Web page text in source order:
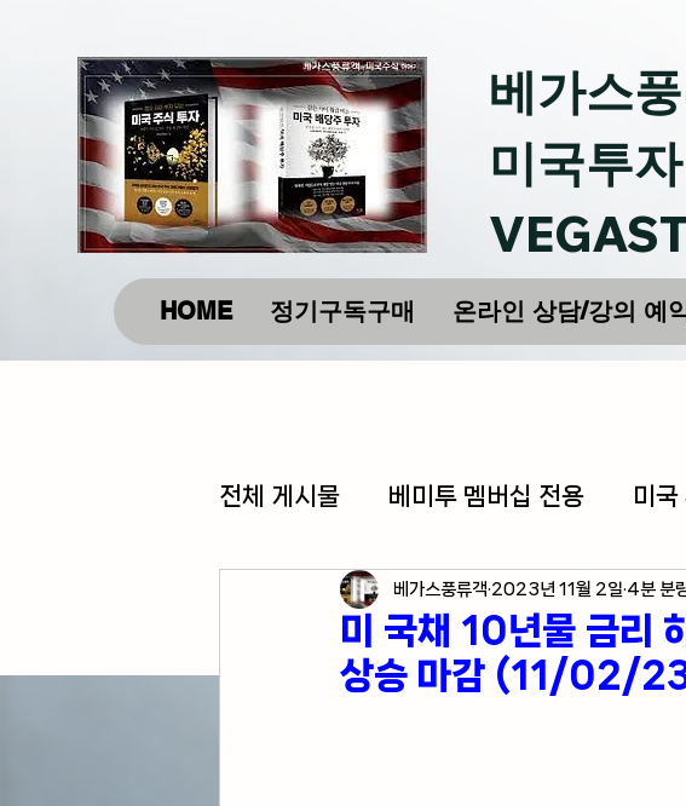
베가스
미국투
HOME 정기구독구매 온라인 상담/강의 예
전체 게시물 베미투 멤버십 전용 미국
각종 자산 투자 미국 경제 지표
미국 여행 정보 전업투자자의 혼잣말
미 국채 10년물 금리
상승 마감 (11/02/
베가스풍류객 2023년 11월 2일 4분 분